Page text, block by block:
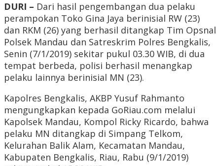
DURI – Dari hasil pengembangan dua pelaku
perampokan Toko Gina Jaya berinisial RW (23)
dan RKM (26) yang berhasil ditangkap Tim Opsnal
Polsek Mandau dan Satreskrim Polres Bengkalis,
Senin (7/1/2019) sekitar pukul 03.30 WIB, di dua
tempat berbeda, polisi berhasil menangkap
pelaku lainnya berinisial MN (23).
Kapolres Bengkalis, AKBP Yusuf Rahmanto
mengungkapkan kepada GoRiau.com melalui
Kapolsek Mandau, Kompol Ricky Ricardo, bahwa
pelaku MN ditangkap di Simpang Telkom,
Kelurahan Balik Alam, Kecamatan Mandau,
Kabupaten Bengkalis, Riau, Rabu (9/1/2019)